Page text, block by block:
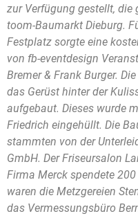
zur Verfügung gestellt, die
toom-Baumarkt Dieburg.
Festplatz sorgte eine
von fb-eventdesign
Bremer & Frank Burger.
das Gerüst hinter der
aufgebaut. Dieses wurde
Friedrich eingehüllt. Die
stammten von der
GmbH. Der Friseursalon
Firma Merck spendete
waren die Metzgereien
das Vermessungsbüro